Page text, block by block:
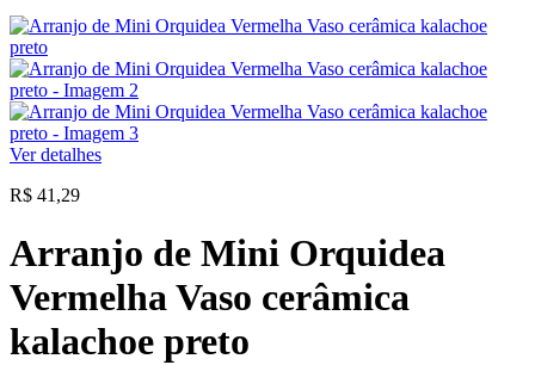
Ver detalhes
R$ 41,29
Arranjo de Mini Orquidea
Vermelha Vaso cerâmica
kalachoe preto